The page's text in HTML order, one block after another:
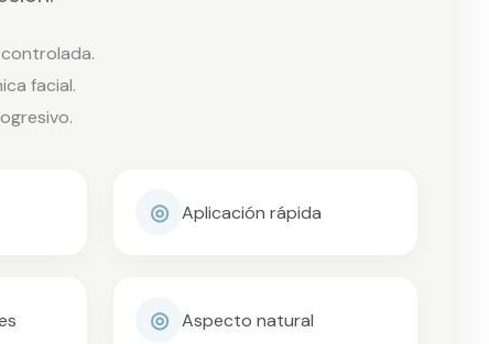
facial.
◎ Aplicación rápida
◎ Aspecto natural